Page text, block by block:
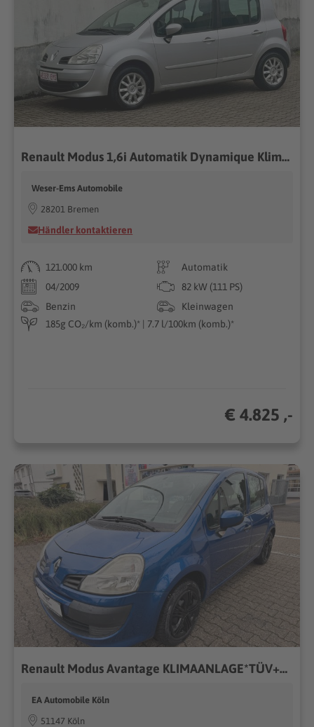
Renault Modus 1,6i Automatik Dynamique Klima eFh ZV
Weser-Ems Automobile
28201 Bremen
Händler kontaktieren
121.000 km
Automatik
04/2009
82 kW (111 PS)
Benzin
Kleinwagen
185g CO₂/km (komb.)* | 7.7 l/100km (komb.)*
€ 4.825 ,-
Renault Modus Avantage KLIMAANLAGE*TÜV+SERVICE NEU*
EA Automobile Köln
51147 Köln